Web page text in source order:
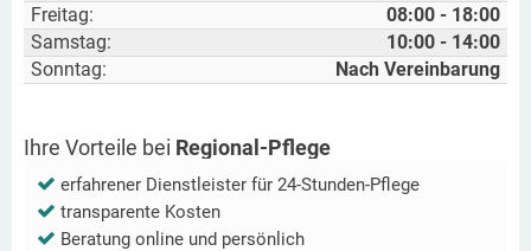
Freitag:
08:00 - 18:00
Samstag:
10:00 - 14:00
Sonntag:
Nach Vereinbarung
Ihre Vorteile bei Regional-Pflege
erfahrener Dienstleister für 24-Stunden-Pflege
transparente Kosten
Beratung online und persönlich